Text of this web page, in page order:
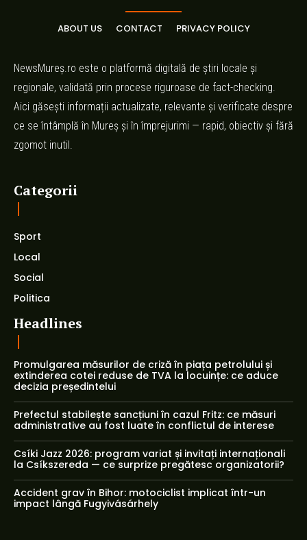
ABOUT US CONTACT PRIVACY POLICY
NewsMureș.ro este o platformă digitală de știri locale și
regionale, validată prin procese riguroase de fact-checking.
Aici găsești informații actualizate, relevante și verificate despre
ce se întâmplă în Mureș și în împrejurimi — rapid, obiectiv și fără
zgomot inutil.
Categorii
Sport
Local
Social
Politica
Headlines
Promulgarea măsurilor de criză în piața petrolului și
extinderea cotei reduse de TVA la locuințe: ce aduce
decizia președintelui
Prefectul stabilește sancțiuni în cazul Fritz: ce măsuri
administrative au fost luate în conflictul de interese
Csíki Jazz 2026: program variat și invitați internaționali
la Csíkszereda — ce surprize pregătesc organizatorii?
Accident grav în Bihor: motociclist implicat într-un
impact lângă Fugyivásárhely